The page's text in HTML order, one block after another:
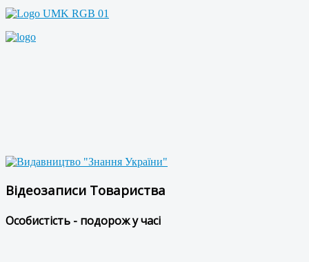
Відеозаписи Товариства
Особистість - подорож у часі